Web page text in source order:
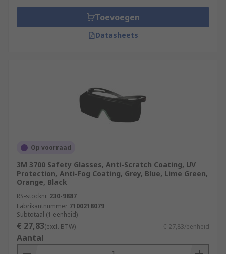
Toevoegen
Datasheets
Op voorraad
3M 3700 Safety Glasses, Anti-Scratch Coating, UV
Protection, Anti-Fog Coating, Grey, Blue, Lime Green,
Orange, Black
RS-stocknr. 230-9887
Fabrikantnummer 7100218079
Subtotaal (1 eenheid)
€ 27,83(excl. BTW) € 27,83/eenheid
Aantal